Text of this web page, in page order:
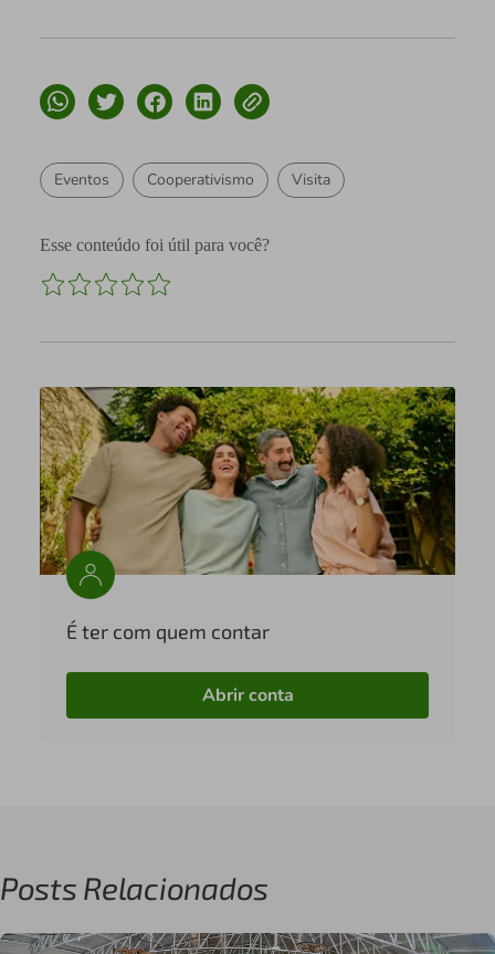
Eventos Cooperativismo Visita
Esse conteúdo foi útil para você?
É ter com quem contar
Abrir conta
Posts Relacionados